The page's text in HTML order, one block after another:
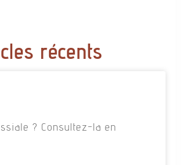
récents
? Consultez-la en